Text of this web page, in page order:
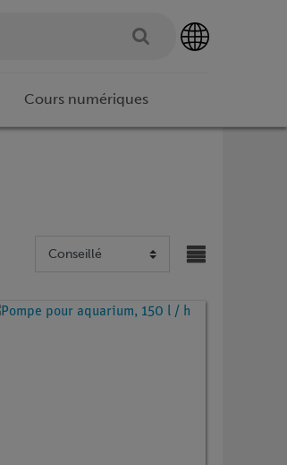
Cours numériques